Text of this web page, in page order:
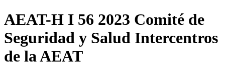
AEAT-H I 56 2023 Comité de
Seguridad y Salud Intercentros
de la AEAT